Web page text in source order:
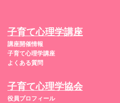
子育て心理学講座
講座開催情報
子育て心理学講座
よくある質問
子育て心理学協会
役員プロフィール